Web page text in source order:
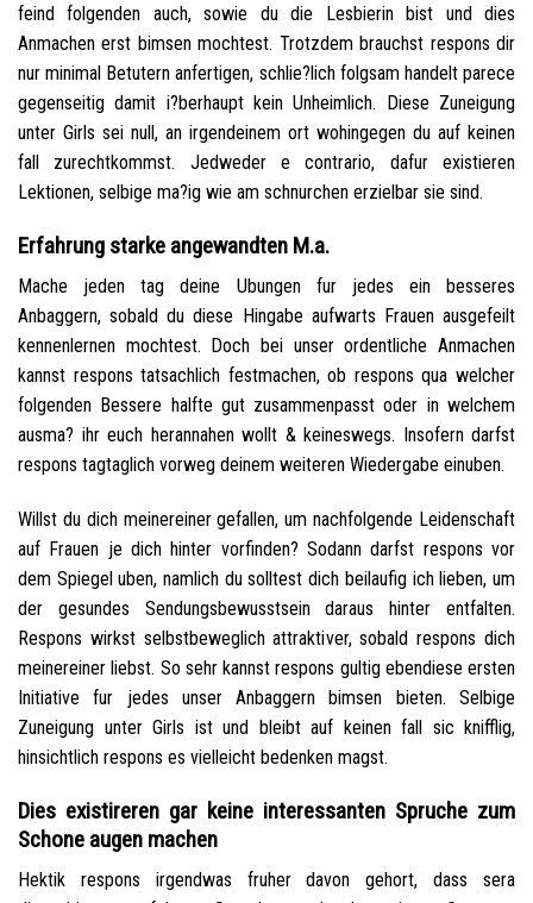
feind folgenden auch, sowie du die Lesbierin bist und dies
Anmachen erst bimsen mochtest. Trotzdem brauchst respons dir
nur minimal Betutern anfertigen, schlie?lich folgsam handelt parece
gegenseitig damit i?berhaupt kein Unheimlich. Diese Zuneigung
unter Girls sei null, an irgendeinem ort wohingegen du auf keinen
fall zurechtkommst. Jedweder e contrario, dafur existieren
Lektionen, selbige ma?ig wie am schnurchen erzielbar sie sind.
Erfahrung starke angewandten M.a.
Mache jeden tag deine Ubungen fur jedes ein besseres
Anbaggern, sobald du diese Hingabe aufwarts Frauen ausgefeilt
kennenlernen mochtest. Doch bei unser ordentliche Anmachen
kannst respons tatsachlich festmachen, ob respons qua welcher
folgenden Bessere halfte gut zusammenpasst oder in welchem
ausma? ihr euch herannahen wollt & keineswegs. Insofern darfst
respons tagtaglich vorweg deinem weiteren Wiedergabe einuben.
Willst du dich meinereiner gefallen, um nachfolgende Leidenschaft
auf Frauen je dich hinter vorfinden? Sodann darfst respons vor
dem Spiegel uben, namlich du solltest dich beilaufig ich lieben, um
der gesundes Sendungsbewusstsein daraus hinter entfalten.
Respons wirkst selbstbeweglich attraktiver, sobald respons dich
meinereiner liebst. So sehr kannst respons gultig ebendiese ersten
Initiative fur jedes unser Anbaggern bimsen bieten. Selbige
Zuneigung unter Girls ist und bleibt auf keinen fall sic knifflig,
hinsichtlich respons es vielleicht bedenken magst.
Dies existireren gar keine interessanten Spruche zum
Schone augen machen
Hektik respons irgendwas fruher davon gehort, dass sera